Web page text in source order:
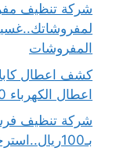
شركة تنظيف
المفروشات
اعطال الكهرباء 20%خصم على خدماتنا
شركة تنظيف
بـ100ريال..استرخي وتمتع بفرشات نظيفة